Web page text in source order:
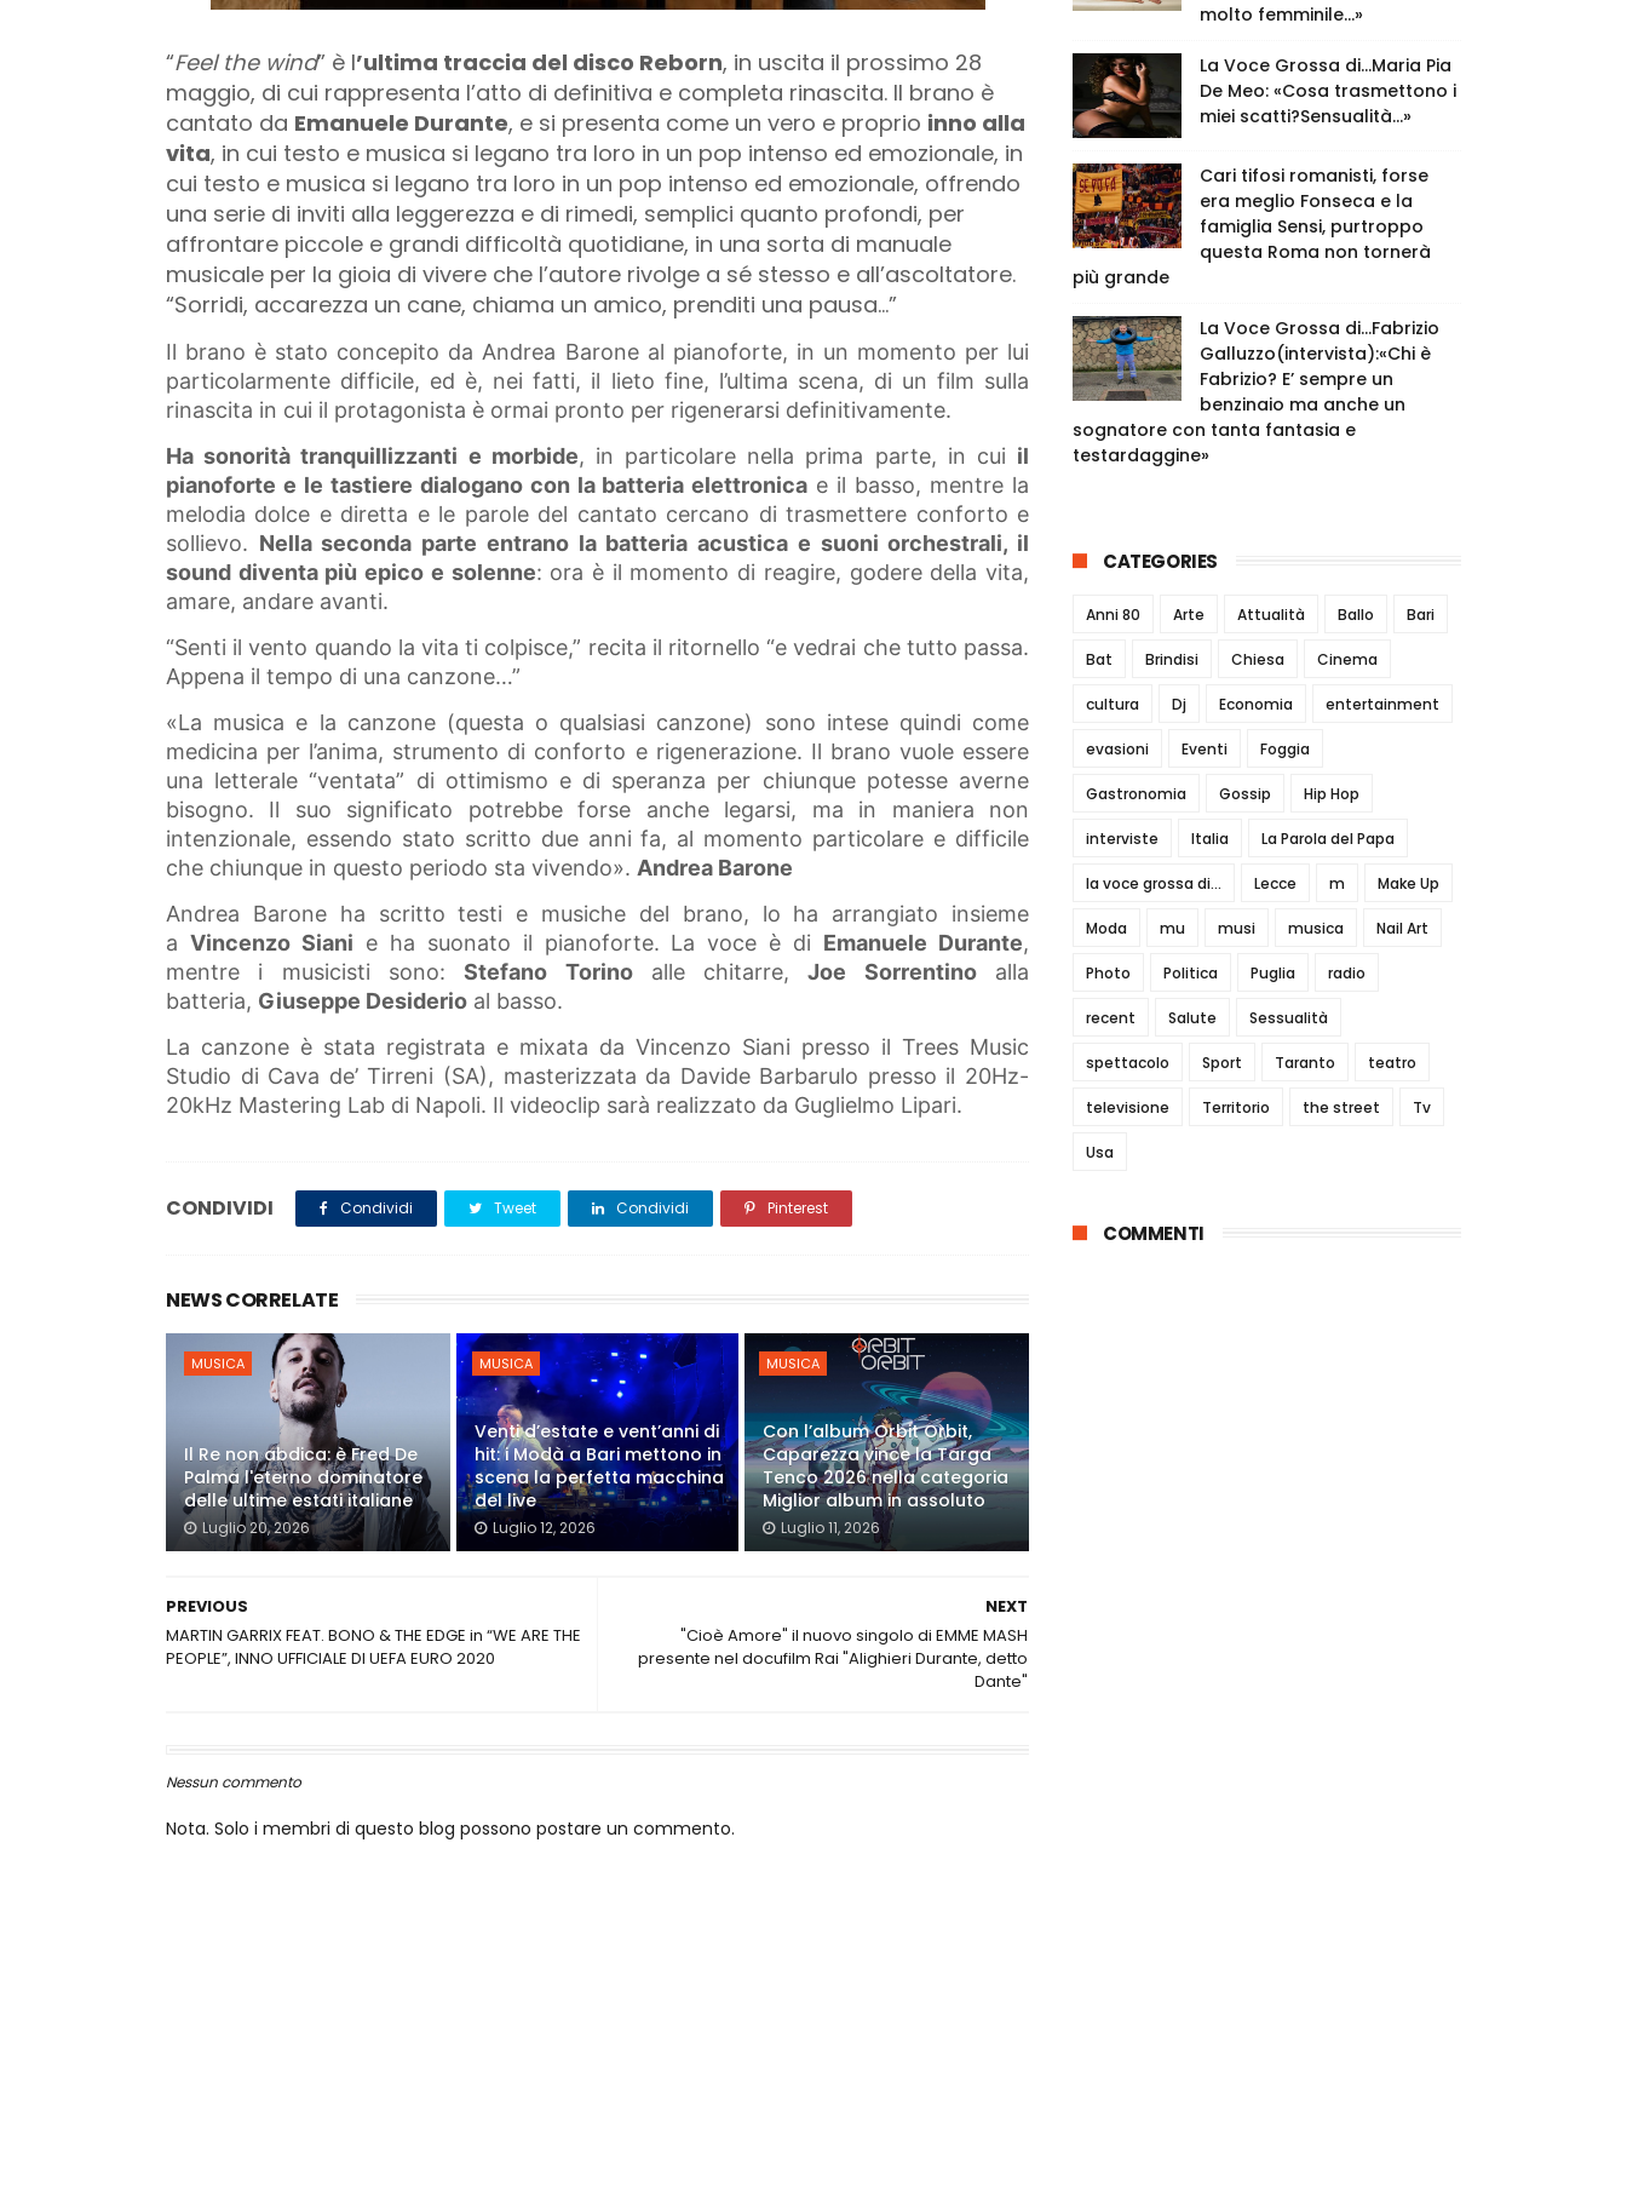
“Feel the wind” è l’ultima traccia del disco Reborn, in uscita il prossimo 28
maggio, di cui rappresenta l’atto di definitiva e completa rinascita. Il brano è
cantato da Emanuele Durante, e si presenta come un vero e proprio inno alla
vita, in cui testo e musica si legano tra loro in un pop intenso ed emozionale, in
cui testo e musica si legano tra loro in un pop intenso ed emozionale, offrendo
una serie di inviti alla leggerezza e di rimedi, semplici quanto profondi, per
affrontare piccole e grandi difficoltà quotidiane, in una sorta di manuale
musicale per la gioia di vivere che l’autore rivolge a sé stesso e all’ascoltatore.
“Sorridi, accarezza un cane, chiama un amico, prenditi una pausa…”
Il brano è stato concepito da Andrea Barone al pianoforte, in un momento per lui
particolarmente difficile, ed è, nei fatti, il lieto fine, l’ultima scena, di un film sulla
rinascita in cui il protagonista è ormai pronto per rigenerarsi definitivamente.
Ha sonorità tranquillizzanti e morbide, in particolare nella prima parte, in cui il
pianoforte e le tastiere dialogano con la batteria elettronica e il basso, mentre la
melodia dolce e diretta e le parole del cantato cercano di trasmettere conforto e
sollievo. Nella seconda parte entrano la batteria acustica e suoni orchestrali, il
sound diventa più epico e solenne: ora è il momento di reagire, godere della vita,
amare, andare avanti.
“Senti il vento quando la vita ti colpisce,” recita il ritornello “e vedrai che tutto passa.
Appena il tempo di una canzone…”
«La musica e la canzone (questa o qualsiasi canzone) sono intese quindi come
medicina per l’anima, strumento di conforto e rigenerazione. Il brano vuole essere
una letterale “ventata” di ottimismo e di speranza per chiunque potesse averne
bisogno. Il suo significato potrebbe forse anche legarsi, ma in maniera non
intenzionale, essendo stato scritto due anni fa, al momento particolare e difficile
che chiunque in questo periodo sta vivendo». Andrea Barone
Andrea Barone ha scritto testi e musiche del brano, lo ha arrangiato insieme
a Vincenzo Siani e ha suonato il pianoforte. La voce è di Emanuele Durante,
mentre i musicisti sono:Stefano Torinoalle chitarre,Joe Sorrentinoalla
batteria, Giuseppe Desiderio al basso.
La canzone è stata registrata e mixata da Vincenzo Siani presso il Trees Music
Studio di Cava de’ Tirreni (SA), masterizzata da Davide Barbarulo presso il 20Hz-
20kHz Mastering Lab di Napoli. Il videoclip sarà realizzato da Guglielmo Lipari.
CONDIVIDI Condividi Tweet Condividi Pinterest
NEWS CORRELATE
MUSICA
Il Re non abdica: è Fred De
Palma l'eterno dominatore
delle ultime estati italiane
Luglio 20, 2026
MUSICA
Venti d’estate e vent’anni di
hit: i Modà a Bari mettono in
scena la perfetta macchina
del live
Luglio 12, 2026
MUSICA
Con l’album Orbit Orbit,
Caparezza vince la Targa
Tenco 2026 nella categoria
Miglior album in assoluto
Luglio 11, 2026
NEXT
"Cioè Amore" il nuovo singolo di EMME MASH
presente nel docufilm Rai "Alighieri Durante, detto
Dante"
PREVIOUS
MARTIN GARRIX FEAT. BONO & THE EDGE in “WE ARE THE
PEOPLE”, INNO UFFICIALE DI UEFA EURO 2020
Nessun commento
Nota. Solo i membri di questo blog possono postare un commento.
molto femminile…»
La Voce Grossa di…Maria Pia
De Meo: «Cosa trasmettono i
miei scatti?Sensualità…»
Cari tifosi romanisti, forse
era meglio Fonseca e la
famiglia Sensi, purtroppo
questa Roma non tornerà
più grande
La Voce Grossa di…Fabrizio
Galluzzo(intervista):«Chi è
Fabrizio? E’ sempre un
benzinaio ma anche un
sognatore con tanta fantasia e
testardaggine»
CATEGORIES
Anni 80 Arte Attualità Ballo Bari
Bat Brindisi Chiesa Cinema
cultura Dj Economia entertainment
evasioni Eventi Foggia
Gastronomia Gossip Hip Hop
interviste Italia La Parola del Papa
la voce grossa di... Lecce m Make Up
Moda mu musi musica Nail Art
Photo Politica Puglia radio
recent Salute Sessualità
spettacolo Sport Taranto teatro
televisione Territorio the street Tv
Usa
COMMENTI